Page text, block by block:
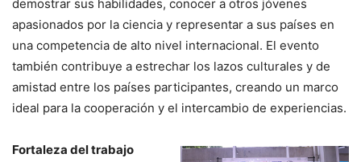
demostrar sus habilidades, conocer a otros jóvenes
apasionados por la ciencia y representar a sus países en
una competencia de alto nivel internacional. El evento
también contribuye a estrechar los lazos culturales y de
amistad entre los países participantes, creando un marco
ideal para la cooperación y el intercambio de experiencias.
Fortaleza del trabajo